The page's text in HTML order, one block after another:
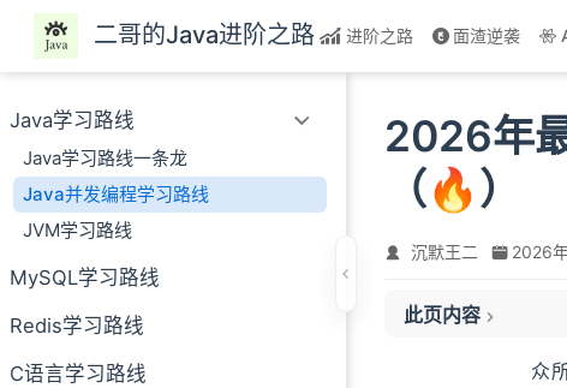
跳至主要內容
二哥的Java进阶之路 进阶之路 面渣逆袭
Java学习路线
Java学习路线一条龙
Java并发编程学习路线
JVM学习路线
MySQL学习路线
Redis学习路线
C语言学习路线
2026年
（🔥）
沉默王二 2026
此页内容
二、Java 并发学习路
众